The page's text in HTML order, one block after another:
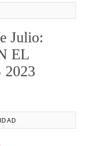
Julio:
EL